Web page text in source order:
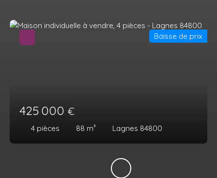
425 000 €
4 pièces 88 m² Lagnes 84800
Baisse de prix